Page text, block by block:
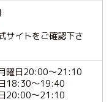
サイトをご確認下さ
曜日20:00～21:10
18:30～19:40
20:00～21:10